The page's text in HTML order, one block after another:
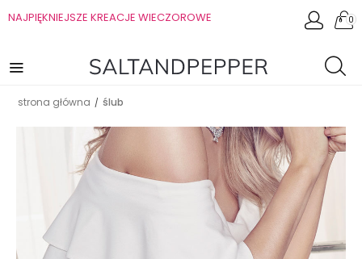
NAJPIĘKNIEJSZE KREACJE WIECZOROWE 0
strona główna / ślub
Moda ślubna od polskich